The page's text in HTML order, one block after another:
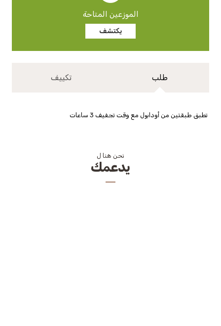
الموزعين المتاحة
يكتشف
طلب تكييف
تطبق طبقتين من أودابول مع وقت تجفيف 3 ساعات
نحن هنا ل
يدعمك